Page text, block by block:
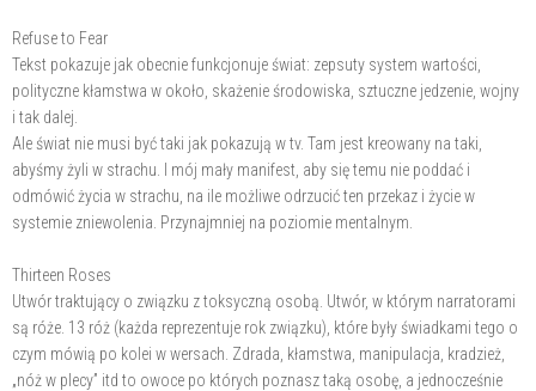
Refuse to Fear
Tekst pokazuje jak obecnie funkcjonuje świat: zepsuty system wartości,
polityczne kłamstwa w około, skażenie środowiska, sztuczne jedzenie, wojny
i tak dalej.
Ale świat nie musi być taki jak pokazują w tv. Tam jest kreowany na taki,
abyśmy żyli w strachu. I mój mały manifest, aby się temu nie poddać i
odmówić życia w strachu, na ile możliwe odrzucić ten przekaz i życie w
systemie zniewolenia. Przynajmniej na poziomie mentalnym.
Thirteen Roses
Utwór traktujący o związku z toksyczną osobą. Utwór, w którym narratorami
są róże. 13 róż (każda reprezentuje rok związku), które były świadkami tego o
czym mówią po kolei w wersach. Zdrada, kłamstwa, manipulacja, kradzież,
„nóż w plecy” itd to owoce po których poznasz taką osobę, a jednocześnie